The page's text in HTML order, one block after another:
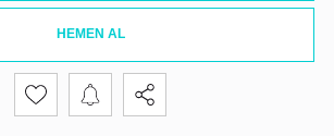
HEMEN AL